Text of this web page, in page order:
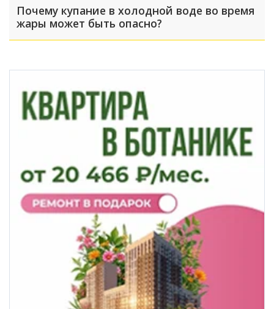
Почему купание в холодной воде во время
жары может быть опасно?